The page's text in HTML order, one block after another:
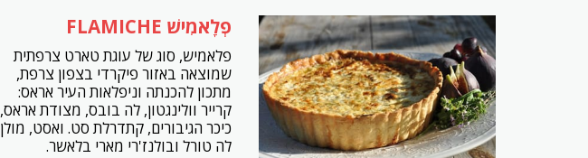
פְלָאמִישׁ FLAMICHE
פלאמיש, סוג של עוגת טארט צרפתית
שמוצאה באזור פיקרדי בצפון צרפת,
מתכון להכנתה וניפלאות העיר אראס:
קרייר וולינגטון, לה בובס, מצודת אראס,
כיכר הגיבורים, קתדרלת סט. ואסט, מולן
לה טורל ובולנז'רי מארי בלאשר.